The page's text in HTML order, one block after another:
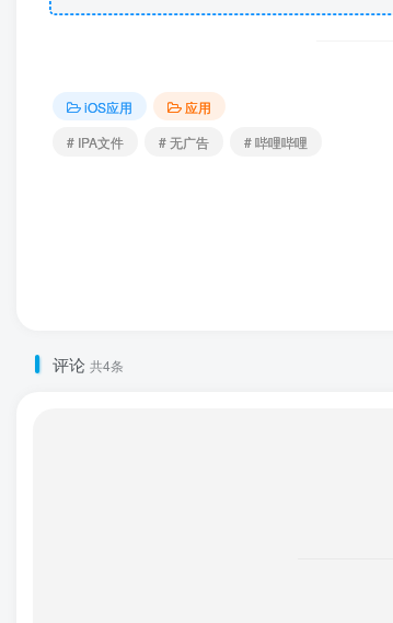
iOS应用
应用
# IPA文件
# 无广告 # 哔哩哔哩
评论 共4条